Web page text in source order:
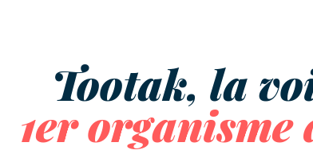
Tootak, la
1er